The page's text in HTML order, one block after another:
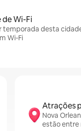
Wi-Fi
temporada desta
Wi-Fi
Atrações
Nova
estão entre